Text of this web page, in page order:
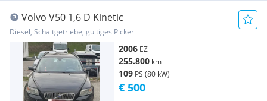
Volvo V50 1,6 D Kinetic
Diesel, Schaltgetriebe, gültiges Pickerl
2006 EZ
255.800 km
109 PS (80 kW)
€ 500